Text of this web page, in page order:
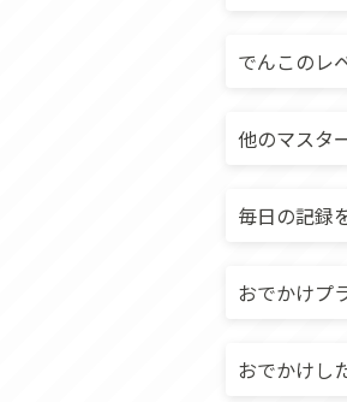
でんこのレ
他のマスタ
毎日の記録
おでかけプ
おでかけし